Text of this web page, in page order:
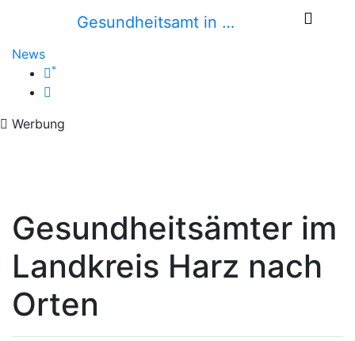
Gesundheitsamt in …
News
*
Werbung
Gesundheitsämter im
Landkreis Harz nach
Orten